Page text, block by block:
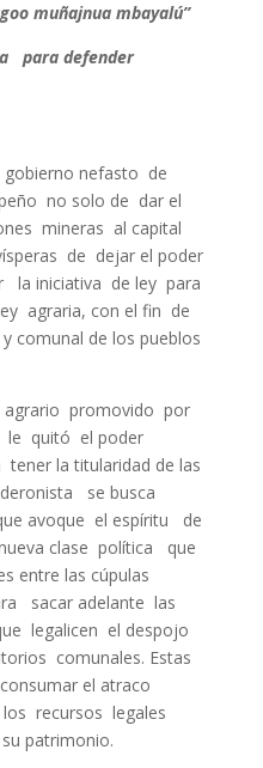
muñajnua mbayalú”
para defender
nefasto de
no solo de dar el
mineras al capital
de dejar el poder
la iniciativa de ley para
agraria, con el fin de
comunal de los pueblos
agrario promovido por
le quitó el poder
la titularidad de las
se busca
avoque el espíritu de
clase política que
entre las cúpulas
sacar adelante las
legalicen el despojo
comunales. Estas
el atraco
recursos legales
patrimonio.